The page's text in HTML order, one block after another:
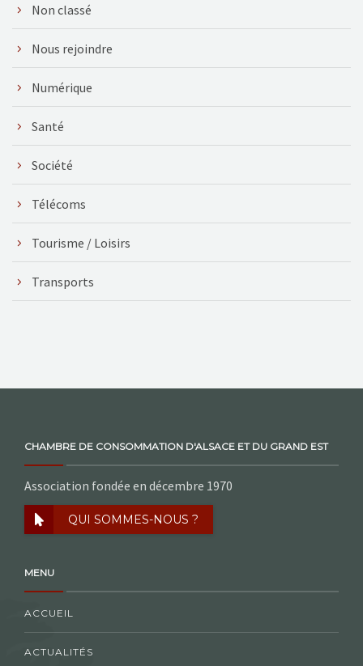
Non classé
Nous rejoindre
Numérique
Santé
Société
Télécoms
Tourisme / Loisirs
Transports
CHAMBRE DE CONSOMMATION D'ALSACE ET DU GRAND EST
Association fondée en décembre 1970
QUI SOMMES-NOUS ?
MENU
ACCUEIL
ACTUALITÉS